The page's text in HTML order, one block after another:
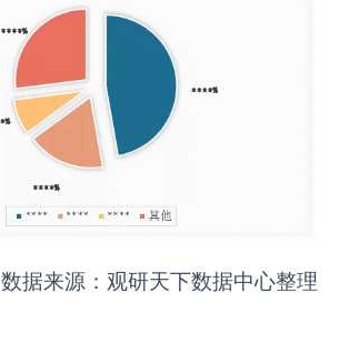
数据来源：观研天下数据中心整理